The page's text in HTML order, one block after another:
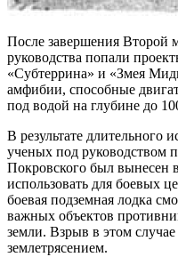
После завершения Второй
руководства попали
«Субтеррина» и «Змея
амфибии, способные
под водой на глубине до
В результате длительного
ученых под руководством
Покровского был
использовать для боевых
боевая подземная лодка
важных объектов
земли. Взрыв в этом
землетрясением.